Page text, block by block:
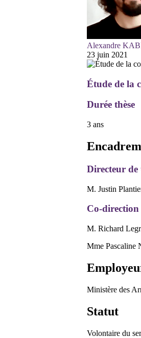
Alexandre
23 juin 2021
Étude de la
Durée thèse
3 ans
Directeur de
M. Justin
Co-direction
M. Richard
Mme Pascaline
Ministère des
Statut
Volontaire du